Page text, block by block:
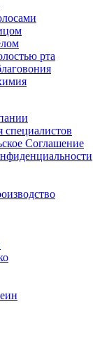
рта
специалистов
Соглашение